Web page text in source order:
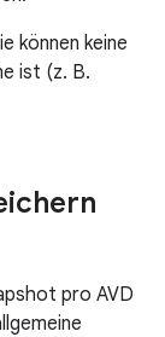
können keine
ist (z. B.
pro AVD